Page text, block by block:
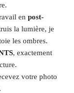
en post-
la lumière, je
les ombres.
, exactement
votre photo